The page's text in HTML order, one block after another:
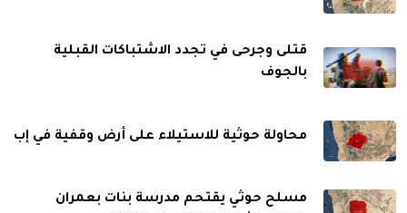
قتلى وجرحى في تجدد الاشتباكات القبلية
بالجوف
محاولة حوثية للاستيلاء على أرض وقفية في إب
مسلح حوثي يقتحم مدرسة بنات بعمران